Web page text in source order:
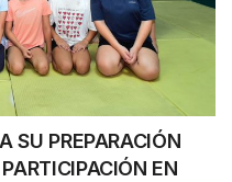
SU PREPARACIÓN
EN